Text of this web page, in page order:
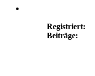
Registriert:
Beiträge: